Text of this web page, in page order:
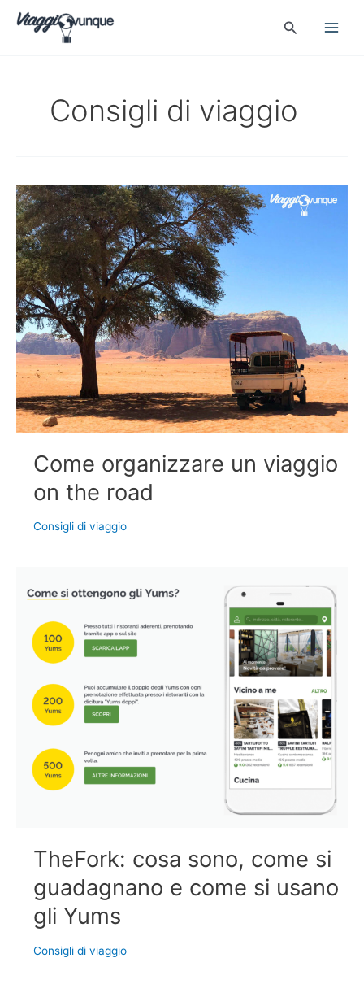
Cerca
Consigli di viaggio
Come organizzare un viaggio
on the road
Consigli di viaggio
TheFork: cosa sono, come si
guadagnano e come si usano
gli Yums
Consigli di viaggio